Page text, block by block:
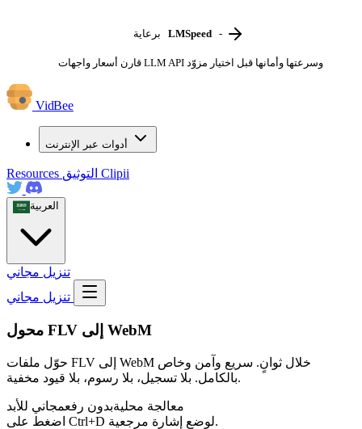
برعاية LMSpeed -
قارن أسعار واجهات LLM API وسرعتها وأمانها قبل اختيار مزوّد
VidBee
أدوات عبر الإنترنت
Resources Clipii
العربية
تنزيل مجاني
محول FLV إلى WebM
حوّل ملفات FLV إلى WebM خلال ثوانٍ. سريع وآمن وخاص
بالكامل. بلا تسجيل، بلا رسوم، بلا قيود مخفية.
معالجة محليةبدون رفعمجاني للأبد
اضغط على Ctrl+D لوضع إشارة مرجعية.